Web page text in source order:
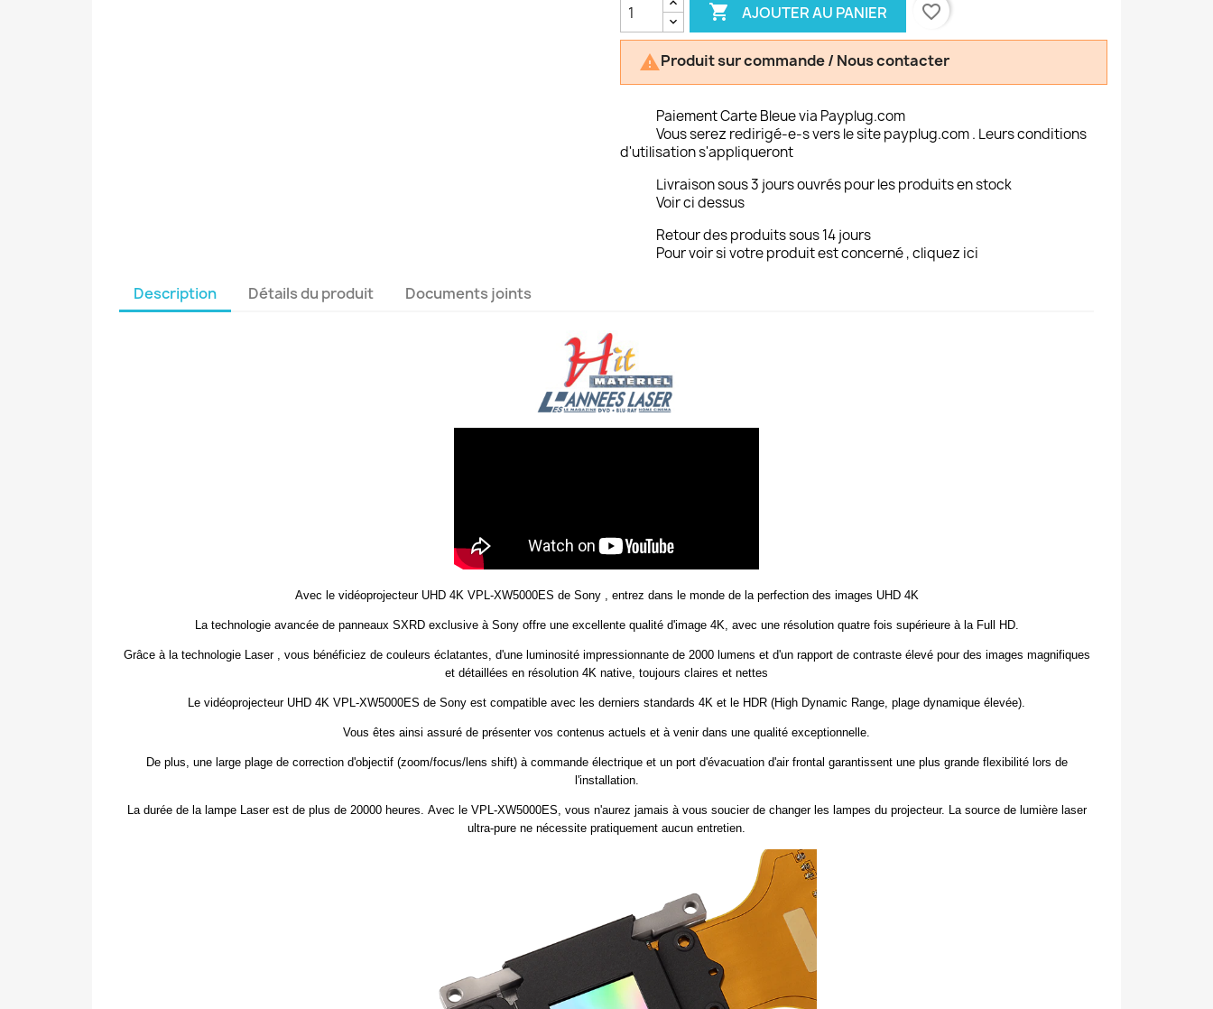
 AJOUTER AU PANIER favorite_border
Produit sur commande / Nous contacter
Paiement Carte Bleue via Payplug.com
Vous serez redirigé-e-s vers le site payplug.com . Leurs conditions
d'utilisation s'appliqueront
Livraison sous 3 jours ouvrés pour les produits en stock
Voir ci dessus
Retour des produits sous 14 jours
Pour voir si votre produit est concerné , cliquez ici
Description Détails du produit Documents joints
Avec le vidéoprojecteur UHD 4K VPL-XW5000ES de Sony , entrez dans le monde de la perfection des images UHD 4K
La technologie avancée de panneaux SXRD exclusive à Sony offre une excellente qualité d'image 4K, avec une résolution quatre fois supérieure à la Full HD.
Grâce à la technologie Laser , vous bénéficiez de couleurs éclatantes, d'une luminosité impressionnante de 2000 lumens et d'un rapport de contraste élevé pour des images magnifiques
et détaillées en résolution 4K native, toujours claires et nettes
Le vidéoprojecteur UHD 4K VPL-XW5000ES de Sony est compatible avec les derniers standards 4K et le HDR (High Dynamic Range, plage dynamique élevée).
Vous êtes ainsi assuré de présenter vos contenus actuels et à venir dans une qualité exceptionnelle.
De plus, une large plage de correction d'objectif (zoom/focus/lens shift) à commande électrique et un port d'évacuation d'air frontal garantissent une plus grande flexibilité lors de
l'installation.
La durée de la lampe Laser est de plus de 20000 heures. Avec le VPL-XW5000ES, vous n'aurez jamais à vous soucier de changer les lampes du projecteur. La source de lumière laser
ultra-pure ne nécessite pratiquement aucun entretien.